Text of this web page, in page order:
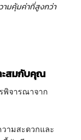
ามคุ้มค่าที่สูงกว่า
ะสมกับคุณ
พิจารณาจาก
ามสะดวกและ